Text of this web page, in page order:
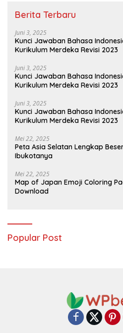
Berita Terbaru
Juni 3, 2025
Kunci Jawaban Bahasa
Kurikulum Merdeka Revisi 2023
Juni 3, 2025
Kunci Jawaban Bahasa
Kurikulum Merdeka Revisi 2023
Juni 3, 2025
Kunci Jawaban Bahasa
Kurikulum Merdeka Revisi 2023
Mei 22, 2025
Peta Asia Selatan Lengkap
Ibukotanya
Mei 22, 2025
Map of Japan Emoji Coloring
Download
Popular Post